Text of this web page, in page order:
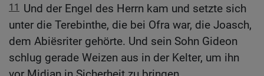
11
Und der Engel des Herrn kam und setzte sich
unter die Terebinthe, die bei Ofra war, die Joasch,
dem Abiësriter gehörte. Und sein Sohn Gideon
schlug gerade Weizen aus in der Kelter, um ihn